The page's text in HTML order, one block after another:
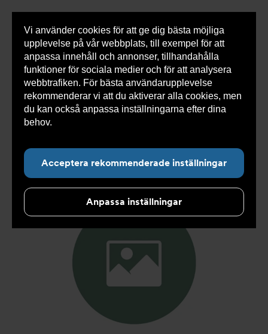
Vi använder cookies för att ge dig bästa möjliga
upplevelse på vår webbplats, till exempel för att
anpassa innehåll och annonser, tillhandahålla
funktioner för sociala medier och för att analysera
webbtrafiken. För bästa användarupplevelse
rekommenderar vi att du aktiverar alla cookies, men
du kan också anpassa inställningarna efter dina
behov.
Acceptera rekommenderade inställningar
Anpassa inställningar
0 varorSnabborder
Du
här:
Armatec > Produkter > Kyla > Slang >
Slang
> Slang SX AT 5745- >
Slang SX DN13 F1/2" x F3/4"
1000mm AT 5745-W32113110